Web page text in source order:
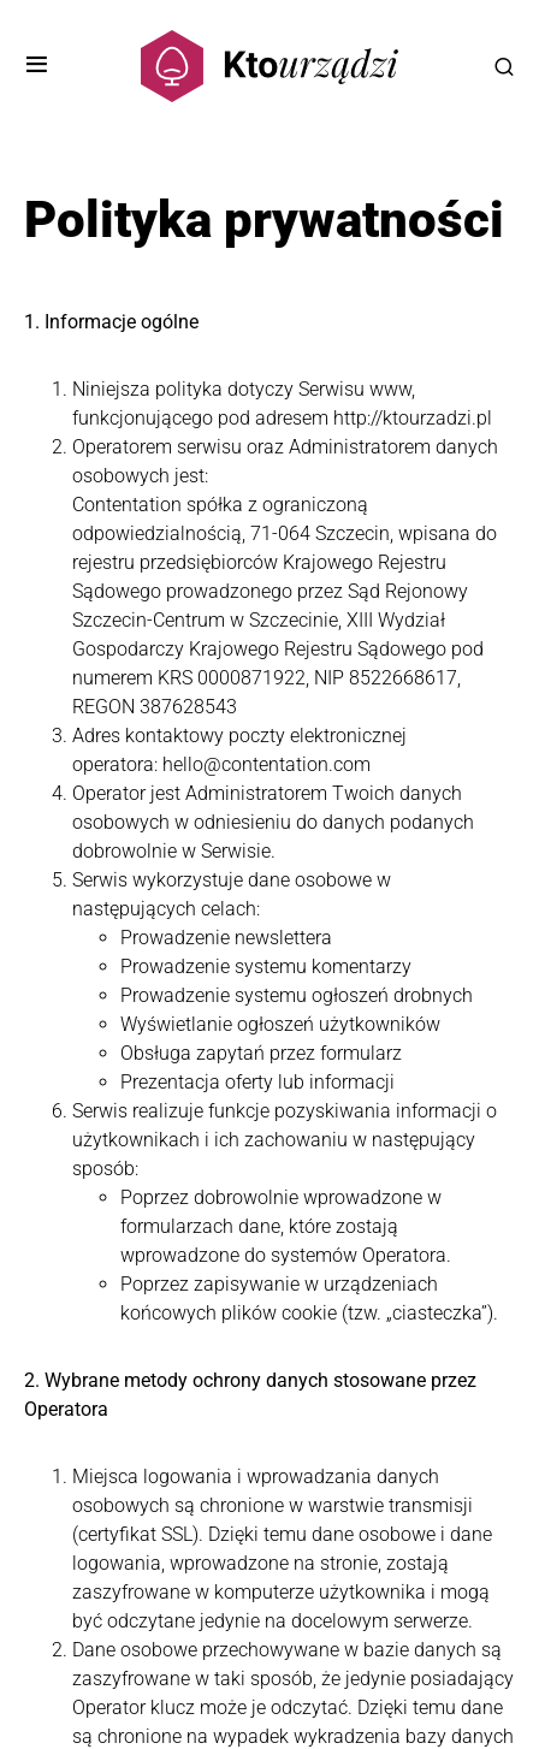
Polityka prywatności
1. Informacje ogólne
Niniejsza polityka dotyczy Serwisu www,
funkcjonującego pod adresem http://ktourzadzi.pl
Operatorem serwisu oraz Administratorem danych
osobowych jest:
Contentation spółka z ograniczoną
odpowiedzialnością, 71-064 Szczecin, wpisana do
rejestru przedsiębiorców Krajowego Rejestru
Sądowego prowadzonego przez Sąd Rejonowy
Szczecin-Centrum w Szczecinie, XIII Wydział
Gospodarczy Krajowego Rejestru Sądowego pod
numerem KRS 0000871922, NIP 8522668617,
REGON 387628543
Adres kontaktowy poczty elektronicznej
operatora: hello@contentation.com
Operator jest Administratorem Twoich danych
osobowych w odniesieniu do danych podanych
dobrowolnie w Serwisie.
Serwis wykorzystuje dane osobowe w
następujących celach:
Prowadzenie newslettera
Prowadzenie systemu komentarzy
Prowadzenie systemu ogłoszeń drobnych
Wyświetlanie ogłoszeń użytkowników
Obsługa zapytań przez formularz
Prezentacja oferty lub informacji
Serwis realizuje funkcje pozyskiwania informacji o
użytkownikach i ich zachowaniu w następujący
sposób:
Poprzez dobrowolnie wprowadzone w
formularzach dane, które zostają
wprowadzone do systemów Operatora.
Poprzez zapisywanie w urządzeniach
końcowych plików cookie (tzw. „ciasteczka”).
2. Wybrane metody ochrony danych stosowane przez
Operatora
Miejsca logowania i wprowadzania danych
osobowych są chronione w warstwie transmisji
(certyfikat SSL). Dzięki temu dane osobowe i dane
logowania, wprowadzone na stronie, zostają
zaszyfrowane w komputerze użytkownika i mogą
być odczytane jedynie na docelowym serwerze.
Dane osobowe przechowywane w bazie danych są
zaszyfrowane w taki sposób, że jedynie posiadający
Operator klucz może je odczytać. Dzięki temu dane
są chronione na wypadek wykradzenia bazy danych